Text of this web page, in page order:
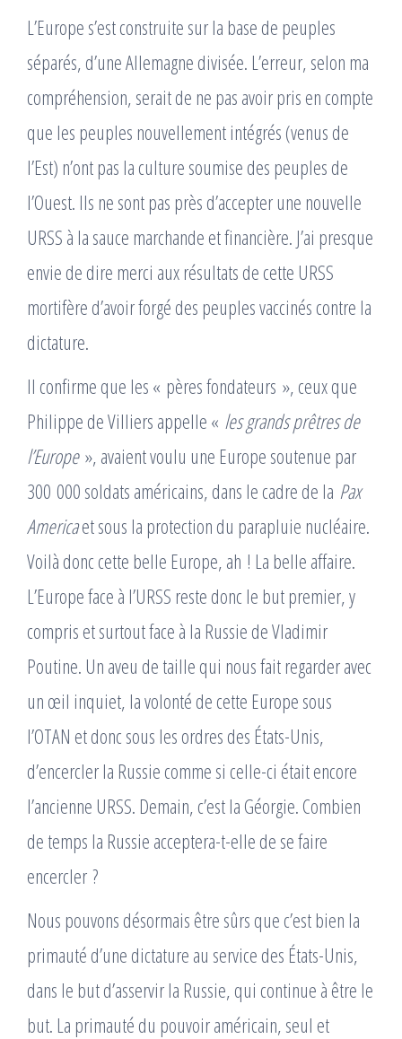
L’Europe s’est construite sur la base de peuples
séparés, d’une Allemagne divisée. L’erreur, selon ma
compréhension, serait de ne pas avoir pris en compte
que les peuples nouvellement intégrés (venus de
l’Est) n’ont pas la culture soumise des peuples de
l’Ouest. Ils ne sont pas près d’accepter une nouvelle
URSS à la sauce marchande et financière. J’ai presque
envie de dire merci aux résultats de cette URSS
mortifère d’avoir forgé des peuples vaccinés contre la
dictature.
Il confirme que les « pères fondateurs », ceux que
Philippe de Villiers appelle « les grands prêtres de
l’Europe », avaient voulu une Europe soutenue par
300 000 soldats américains, dans le cadre de la Pax
Americaet sous la protection du parapluie nucléaire.
Voilà donc cette belle Europe, ah ! La belle affaire.
L’Europe face à l’URSS reste donc le but premier, y
compris et surtout face à la Russie de Vladimir
Poutine. Un aveu de taille qui nous fait regarder avec
un œil inquiet, la volonté de cette Europe sous
l’OTAN et donc sous les ordres des États-Unis,
d’encercler la Russie comme si celle-ci était encore
l’ancienne URSS. Demain, c’est la Géorgie. Combien
de temps la Russie acceptera-t-elle de se faire
encercler ?
Nous pouvons désormais être sûrs que c’est bien la
primauté d’une dictature au service des États-Unis,
dans le but d’asservir la Russie, qui continue à être le
but. La primauté du pouvoir américain, seul et